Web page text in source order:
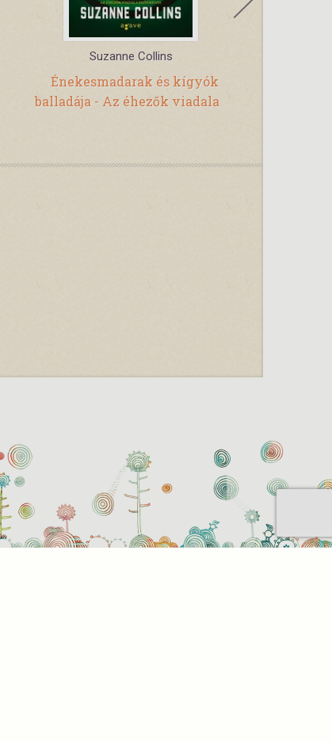
Suzanne Collins
Énekesmadarak és kígyók
balladája - Az éhezők viadala